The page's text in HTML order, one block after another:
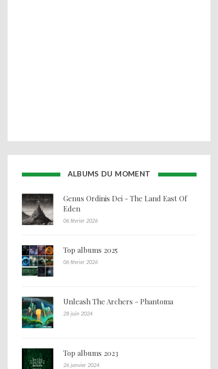
ALBUMS DU MOMENT
Genus Ordinis Dei - The Land East Of
Eden
06 février 2026
Top albums 2025
06 février 2026
Unleash The Archers - Phantoma
28 juin 2024
Top albums 2023
26 janvier 2024